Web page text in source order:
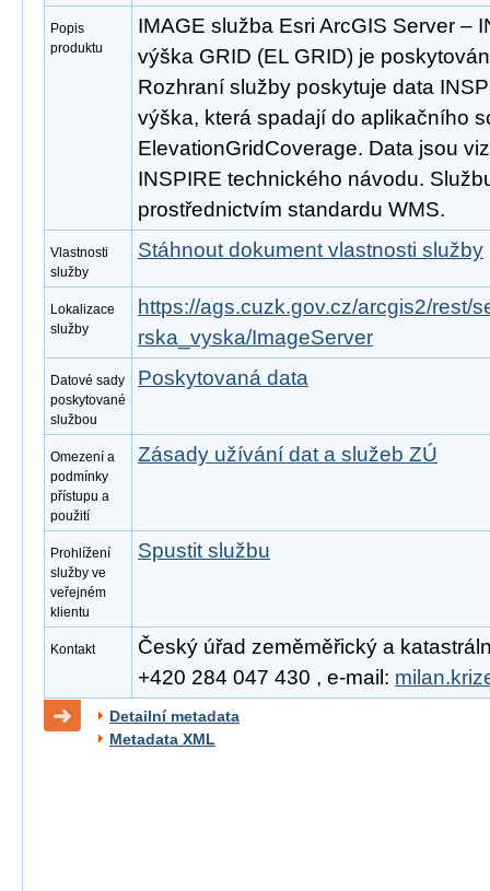
Popis
produktu
IMAGE služba Esri ArcGIS Server –
výška GRID (EL GRID) je
Rozhraní služby poskytuje data
výška, která spadají do aplikačního
ElevationGridCoverage. Data jsou
INSPIRE technického návodu.
prostřednictvím standardu WMS.
Vlastnosti
služby
Stáhnout dokument vlastnosti služby
Lokalizace
služby
https://ags.cuzk.gov.cz/arcgis2/rest/
rska_vyska/ImageServer
Datové sady
poskytované
službou
Poskytovaná data
Omezení a
podmínky
přístupu a
použití
Zásady užívání dat a služeb ZÚ
Prohlížení
služby ve
veřejném
klientu
Spustit službu
Kontakt
Český úřad zeměměřický a
+420 284 047 430 , e-mail:
Detailní metadata
Metadata XML